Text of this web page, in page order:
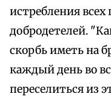
истребления
добродетелей.
скорбь иметь на
каждый день во
переселиться из